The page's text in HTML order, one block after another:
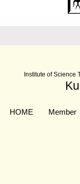
Institute of Science
HOME Member